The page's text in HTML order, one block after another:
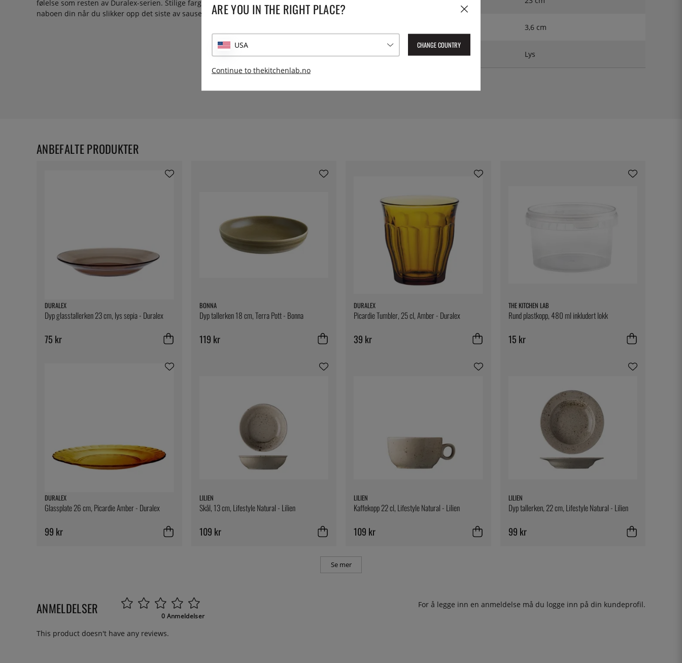
følelse som resten av Duralex-serien. Stilige farger å velge mellom. Og nå kan du se
naboen din når du slikker opp det siste av sausen.
3,6 cm
Serie: Lys
DURALEX
Dyp glasstallerken 23 cm, lys sepia - Duralex
75 kr
BONNA
Dyp tallerken 18 cm, Terra Pott - Bonna
119 kr
DURALEX
Picardie Tumbler, 25 cl, Amber - Duralex
39 kr
THE KITCHEN LAB
Rund plastkopp, 480 ml inkludert lokk
15 kr
DURALEX
Glassplate 26 cm, Picardie Amber - Duralex
99 kr
LILIEN
Skål, 13 cm, Lifestyle Natural - Lilien
109 kr
LILIEN
Kaffekopp 22 cl, Lifestyle Natural - Lilien
109 kr
LILIEN
Dyp tallerken, 22 cm, Lifestyle Natural - Lilien
99 kr
Se mer
ANBEFALTE PRODUKTER
ANMELDELSER 0 Anmeldelser
For å legge inn en anmeldelse må du logge inn på din kundeprofil.
This product doesn't have any reviews.
ARE YOU IN THE RIGHT PLACE?
USA CHANGE COUNTRY
Continue to thekitchenlab.no